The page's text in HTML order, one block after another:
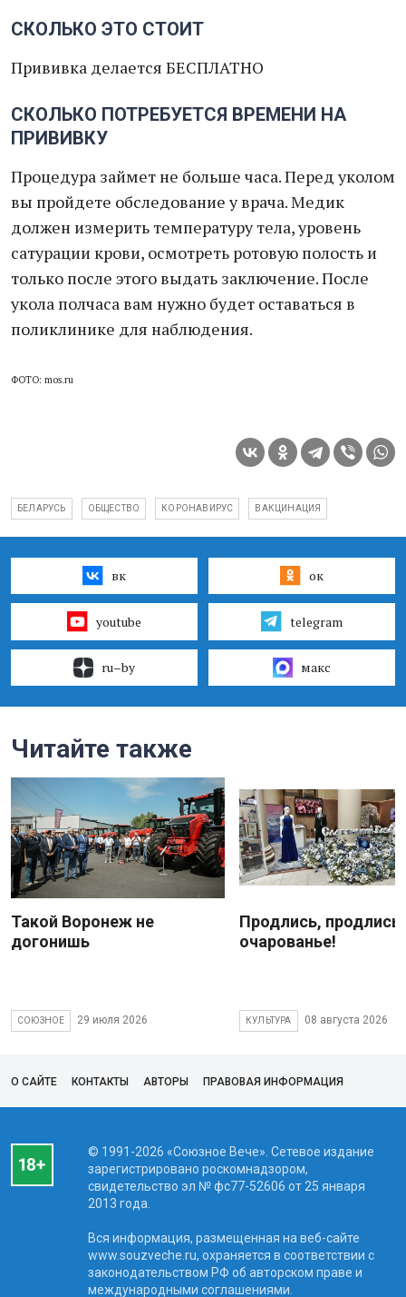
СКОЛЬКО ЭТО СТОИТ
Прививка делается БЕСПЛАТНО
СКОЛЬКО ПОТРЕБУЕТСЯ ВРЕМЕНИ НА
ПРИВИВКУ
Процедура займет не больше часа. Перед уколом
вы пройдете обследование у врача. Медик
должен измерить температуру тела, уровень
сатурации крови, осмотреть ротовую полость и
только после этого выдать заключение. После
укола полчаса вам нужно будет оставаться в
поликлинике для наблюдения.
ФОТО: mos.ru
БЕЛАРУСЬ ОБЩЕСТВО КОРОНАВИРУС ВАКЦИНАЦИЯ
вк ок
youtube telegram
ru–by макс
Читайте также
Такой Воронеж не
догонишь
СОЮЗНОЕ 29 июля 2026
Продлись, продлись
очарованье!
КУЛЬТУРА 08 августа 2026
О САЙТЕ КОНТАКТЫ АВТОРЫ ПРАВОВАЯ ИНФОРМАЦИЯ
© 1991-2026 «Союзное Вече». Сетевое издание
зарегистрировано роскомнадзором,
свидетельство эл № фc77-52606 от 25 января
2013 года.
Вся информация, размещенная на веб-сайте
www.souzveche.ru, охраняется в соответствии с
законодательством РФ об авторском праве и
международными соглашениями.